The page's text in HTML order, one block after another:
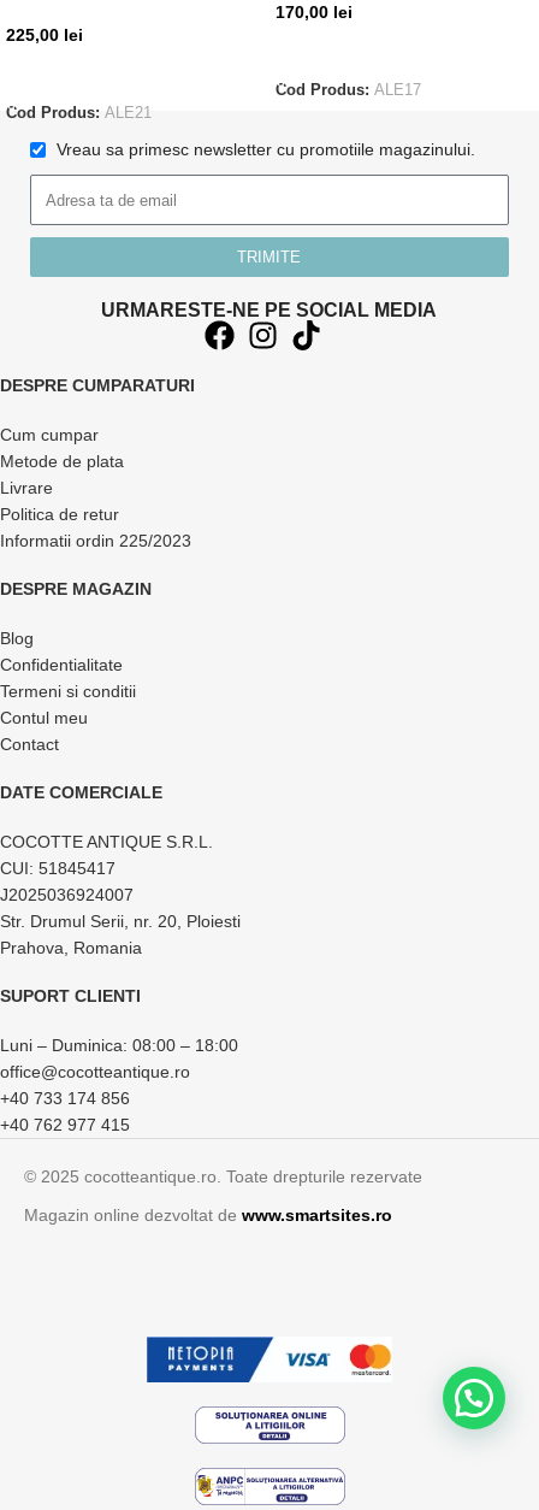
225,00 lei
Cod Produs: ALE21
170,00 lei
Cod Produs: ALE17
Vreau sa primesc newsletter cu promotiile magazinului.
TRIMITE
URMARESTE-NE PE SOCIAL MEDIA
DESPRE CUMPARATURI
Cum cumpar
Metode de plata
Livrare
Politica de retur
Informatii ordin 225/2023
DESPRE MAGAZIN
Blog
Confidentialitate
Termeni si conditii
Contul meu
Contact
DATE COMERCIALE
COCOTTE ANTIQUE S.R.L.
CUI: 51845417
J2025036924007
Str. Drumul Serii, nr. 20, Ploiesti
Prahova, Romania
SUPORT CLIENTI
Luni – Duminica: 08:00 – 18:00
office@cocotteantique.ro
+40 733 174 856
+40 762 977 415
© 2025 cocotteantique.ro. Toate drepturile rezervate
Magazin online dezvoltat de www.smartsites.ro